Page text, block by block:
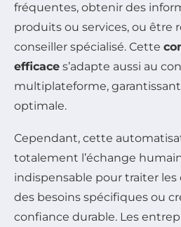
fréquentes, obtenir des
produits ou services, ou être
conseiller spécialisé. Cette
efficace s’adapte aussi au
multiplateforme,
optimale.
Cependant, cette
totalement l’échange
indispensable pour traiter
des besoins spécifiques ou
confiance durable. Les